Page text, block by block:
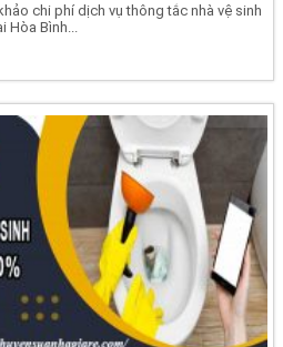
chi phí dịch vụ thông tắc nhà vệ sinh
Hòa Bình...